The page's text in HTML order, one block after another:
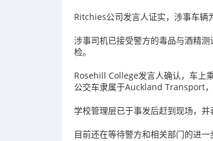
Ritchies公司发言人证实，涉事车辆
涉事司机已接受警方的毒品与酒精
检。
Rosehill College发言人确认，车
公交车隶属于Auckland Transport，
学校管理层已于事发后赶到现场，
目前还在等待警方和相关部门的进一